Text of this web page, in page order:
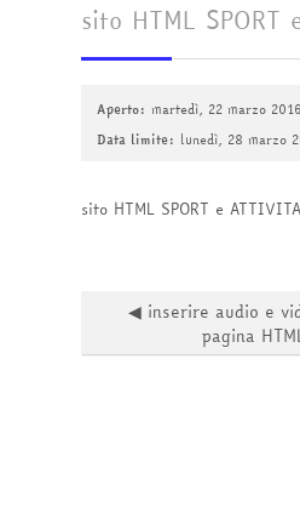
sito HTML SPORT
Aperto: martedì, 22 marzo
Data limite: lunedì, 28 marzo
sito HTML SPORT e
◀︎ inserire audio e
pagina